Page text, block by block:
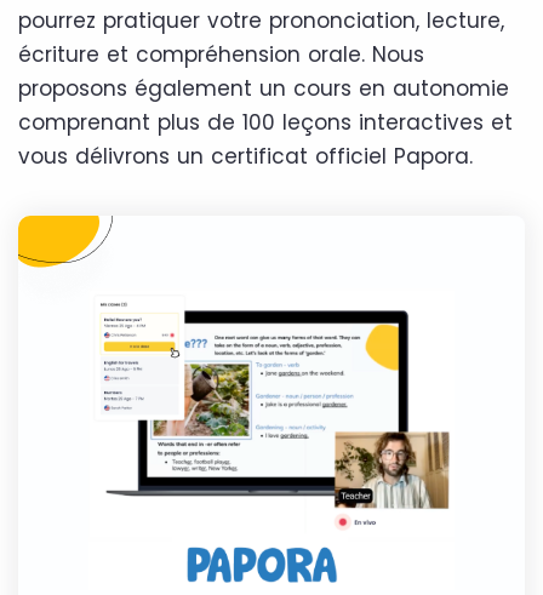
pourrez pratiquer votre prononciation, lecture,
écriture et compréhension orale. Nous
proposons également un cours en autonomie
comprenant plus de 100 leçons interactives et
vous délivrons un certificat officiel Papora.